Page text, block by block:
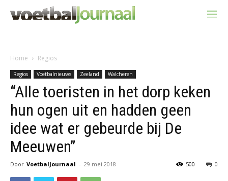
Home Regios
Regios Voetbalnieuws Zeeland Walcheren
“Alle toeristen in het dorp keken
hun ogen uit en hadden geen
idee wat er gebeurde bij De
Meeuwen”
Door VoetbalJournaal - 29 mei 2018 0
500